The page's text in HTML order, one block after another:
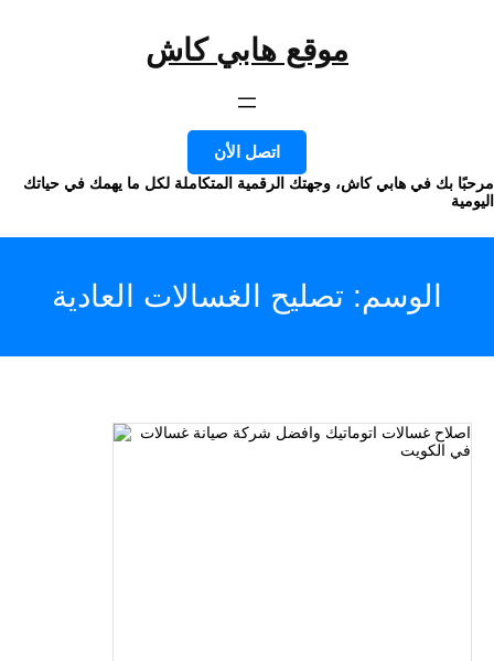
موقع هابي كاش
اتصل الأن
بك في هابي كاش، وجهتك الرقمية المتكاملة لكل ما يهمك في حياتك
الوسم:تصليح الغسالات العادية